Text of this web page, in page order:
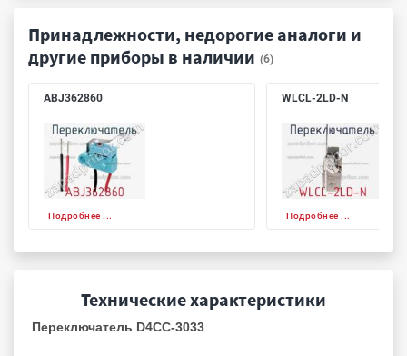
Принадлежности, недорогие аналоги и
другие приборы в наличии (6)
ABJ362860
Подробнее ...
WLCL-2LD-N
Подробнее ...
Технические характеристики
Переключатель D4CC-3033